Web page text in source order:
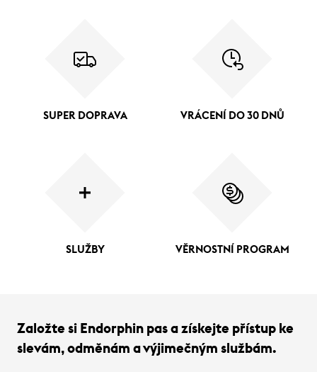
SUPER DOPRAVA VRÁCENÍ DO 30 DNŮ
SLUŽBY VĚRNOSTNÍ PROGRAM
Založte si Endorphin pas a získejte přístup ke
slevám, odměnám a výjimečným službám.